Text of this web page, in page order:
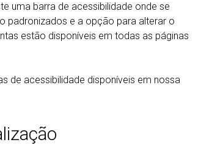
uma barra de acessibilidade onde se
padronizados e a opção para alterar o
estão disponíveis em todas as páginas
de acessibilidade disponíveis em nossa